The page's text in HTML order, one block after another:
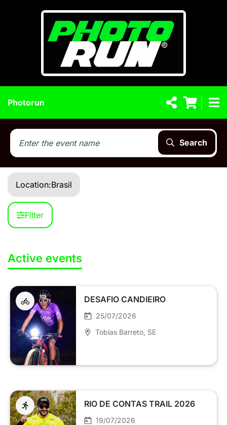
Photorun
Search
Location:Brasil
Filter
Active events
DESAFIO CANDIEIRO
25/07/2026
Tobias Barreto , SE
RIO DE CONTAS TRAIL 2026
19/07/2026